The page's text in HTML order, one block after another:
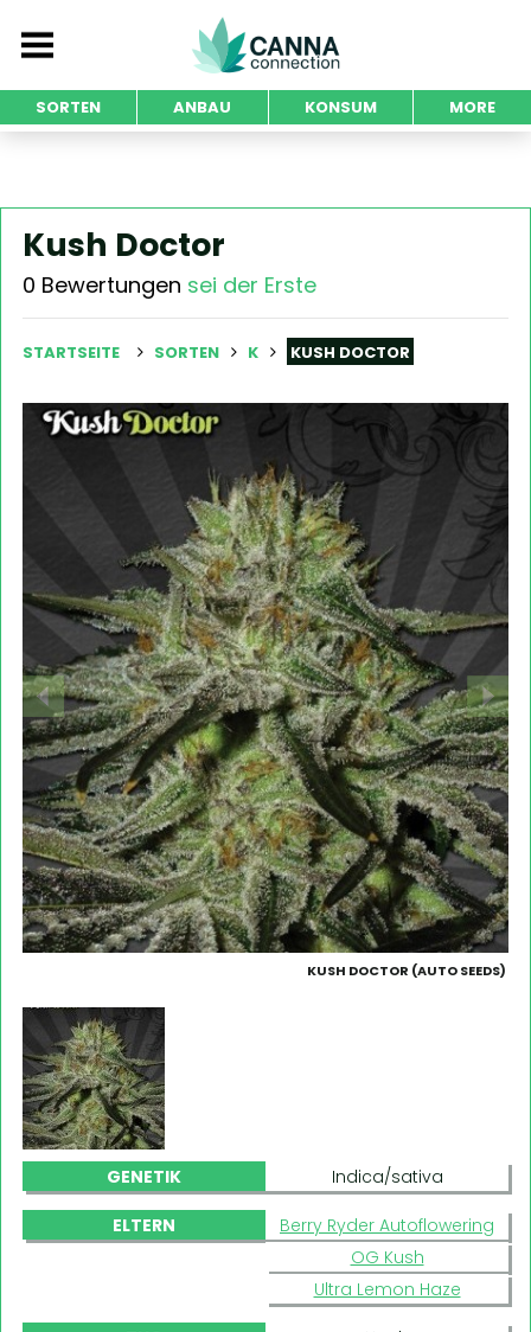
SORTEN ANBAU KONSUM MORE
Kush Doctor
0 Bewertungen sei der Erste
STARTSEITE SORTEN K KUSH DOCTOR
KUSH DOCTOR (AUTO SEEDS)
GENETIK Indica/sativa
ELTERN
Berry Ryder Autoflowering
OG Kush
Ultra Lemon Haze